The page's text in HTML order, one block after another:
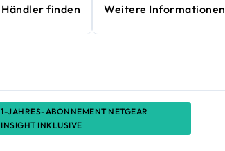
Händler finden Weitere Informationen
1-JAHRES-ABONNEMENT NETGEAR
INSIGHT INKLUSIVE